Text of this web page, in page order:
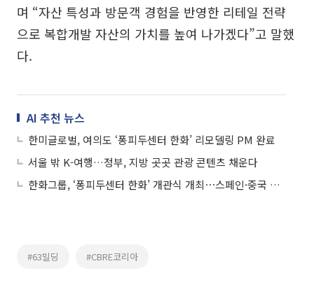
며 “자산 특성과 방문객 경험을 반영한 리테일 전략
으로 복합개발 자산의 가치를 높여 나가겠다”고 말했
다.
AI 추천 뉴스
한미글로벌, 여의도 ‘퐁피두센터 한화’ 리모델링 PM 완료
서울 밖 K-여행…정부, 지방 곳곳 관광 콘텐츠 채운다
한화그룹, ‘퐁피두센터 한화’ 개관식 개최⋯스페인·중국 이어 세 번째
#63빌딩 #CBRE코리아